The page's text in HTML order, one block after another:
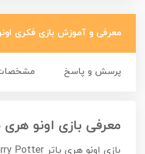
معرفی و آموزش بازی فکری
پرسش و پاسخ
معرفی بازی اونو هری